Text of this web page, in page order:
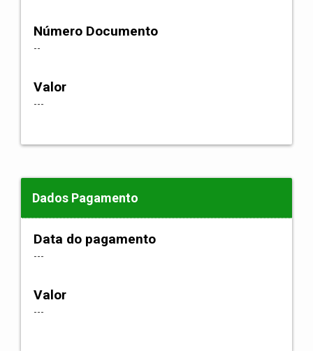
Número Documento
--
Valor
---
Dados Pagamento
Data do pagamento
---
Valor
---